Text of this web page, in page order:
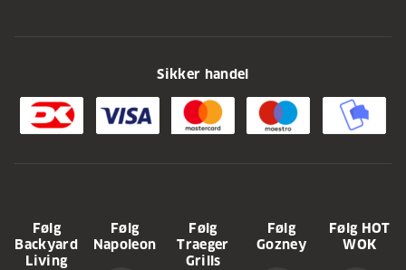
Sikker handel
Følg
Backyard
Living
Følg
Napoleon
Følg
Traeger
Grills
Følg
Gozney
Følg HOT
WOK